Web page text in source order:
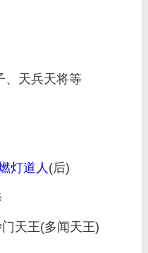
、天兵天将等
灯道人 (后)
天王(多闻天王)